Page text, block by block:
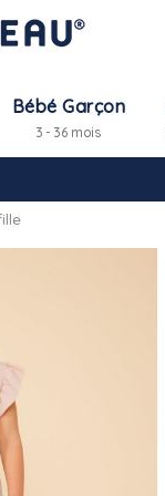
Bébé Garçon
3 - 36 mois